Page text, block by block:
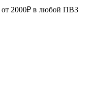
от 2000₽ в